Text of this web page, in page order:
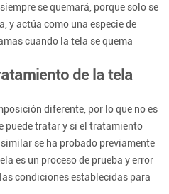
se quemará, porque solo se
y actúa como una especie de
cuando la tela se quema
de la tela
diferente, por lo que no es
puede tratar y si el tratamiento
se ha probado previamente
es un proceso de prueba y error
condiciones establecidas para